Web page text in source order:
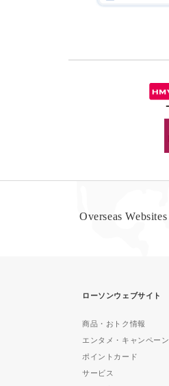
Overseas Websites
ローソンウェブサイト
商品・おトク情報
エンタメ・キャンペーン
ポイントカード
サービス